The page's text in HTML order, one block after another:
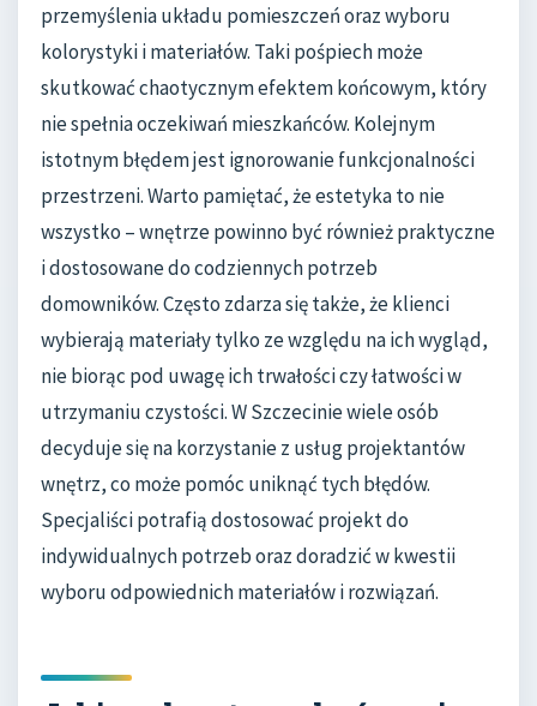
przemyślenia układu pomieszczeń oraz wyboru
kolorystyki i materiałów. Taki pośpiech może
skutkować chaotycznym efektem końcowym, który
nie spełnia oczekiwań mieszkańców. Kolejnym
istotnym błędem jest ignorowanie funkcjonalności
przestrzeni. Warto pamiętać, że estetyka to nie
wszystko – wnętrze powinno być również praktyczne
i dostosowane do codziennych potrzeb
domowników. Często zdarza się także, że klienci
wybierają materiały tylko ze względu na ich wygląd,
nie biorąc pod uwagę ich trwałości czy łatwości w
utrzymaniu czystości. W Szczecinie wiele osób
decyduje się na korzystanie z usług projektantów
wnętrz, co może pomóc uniknąć tych błędów.
Specjaliści potrafią dostosować projekt do
indywidualnych potrzeb oraz doradzić w kwestii
wyboru odpowiednich materiałów i rozwiązań.